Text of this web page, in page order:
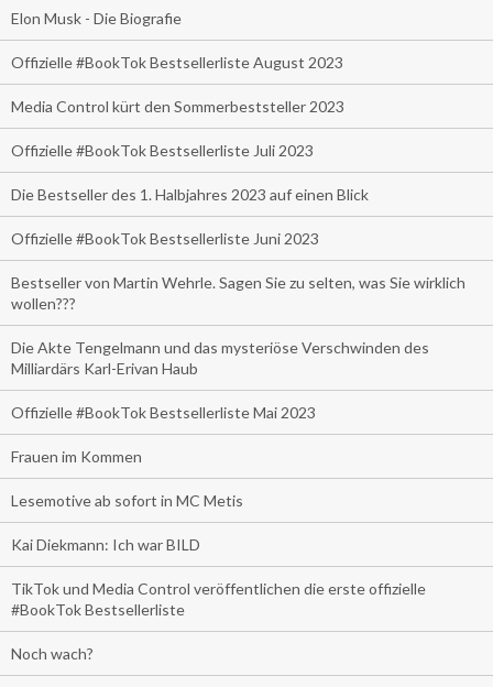
Elon Musk - Die Biografie
Offizielle #BookTok Bestsellerliste August 2023
Media Control kürt den Sommerbeststeller 2023
Offizielle #BookTok Bestsellerliste Juli 2023
Die Bestseller des 1. Halbjahres 2023 auf einen Blick
Offizielle #BookTok Bestsellerliste Juni 2023
Bestseller von Martin Wehrle. Sagen Sie zu selten, was Sie wirklich
wollen???
Die Akte Tengelmann und das mysteriöse Verschwinden des
Milliardärs Karl-Erivan Haub
Offizielle #BookTok Bestsellerliste Mai 2023
Frauen im Kommen
Lesemotive ab sofort in MC Metis
Kai Diekmann: Ich war BILD
TikTok und Media Control veröffentlichen die erste offizielle
#BookTok Bestsellerliste
Noch wach?